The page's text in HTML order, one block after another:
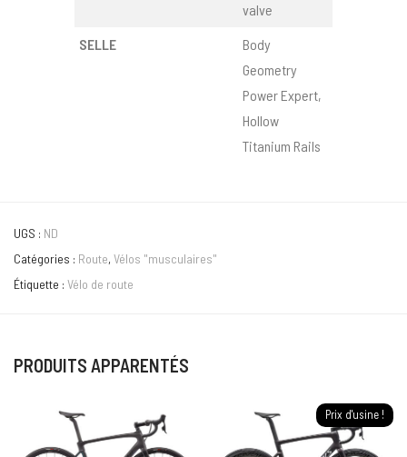
valve
SELLE
Body
Geometry
Power Expert,
Hollow
Titanium Rails
UGS : ND
Catégories : Route, Vélos "musculaires"
Étiquette : Vélo de route
PRODUITS APPARENTÉS
Prix d'usine !